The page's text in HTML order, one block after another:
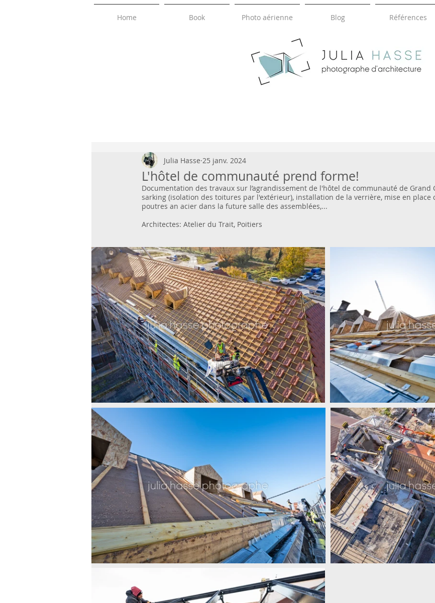
Home Book Photo aérienne Blog Références
JULIA
photographie d'architecture
L'hôtel de communauté prend forme!
Julia Hasse 25 janv. 2024
Documentation des travaux sur l’agrandissement de l'hôtel de communauté de Grand
sarking (isolation des toitures par l'extérieur), installation de la verrière, mise en place
poutres an acier dans la future salle des assemblées,...
Architectes: Atelier du Trait, Poitiers